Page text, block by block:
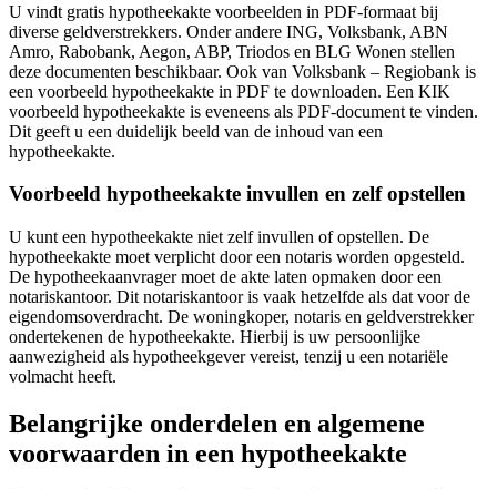
U vindt gratis hypotheekakte voorbeelden in PDF-formaat bij
diverse geldverstrekkers. Onder andere ING, Volksbank, ABN
Amro, Rabobank, Aegon, ABP, Triodos en BLG Wonen stellen
deze documenten beschikbaar. Ook van Volksbank – Regiobank is
een voorbeeld hypotheekakte in PDF te downloaden. Een KIK
voorbeeld hypotheekakte is eveneens als PDF-document te vinden.
Dit geeft u een duidelijk beeld van de inhoud van een
hypotheekakte.
Voorbeeld hypotheekakte invullen en zelf opstellen
U kunt een hypotheekakte niet zelf invullen of opstellen. De
hypotheekakte moet verplicht door een notaris worden opgesteld.
De hypotheekaanvrager moet de akte laten opmaken door een
notariskantoor. Dit notariskantoor is vaak hetzelfde als dat voor de
eigendomsoverdracht. De woningkoper, notaris en geldverstrekker
ondertekenen de hypotheekakte. Hierbij is uw persoonlijke
aanwezigheid als hypotheekgever vereist, tenzij u een notariële
volmacht heeft.
Belangrijke onderdelen en algemene
voorwaarden in een hypotheekakte